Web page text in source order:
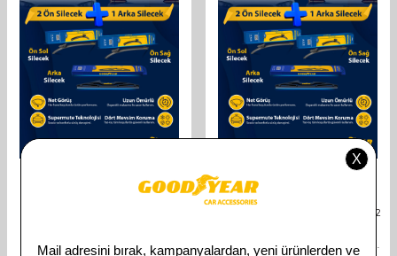
SILECEK SETI (650 MM 400 MM 350
GOODYEAR FIAT DOBLO 2010-2022
SILECEK SETI (530 MM 530 MM 380